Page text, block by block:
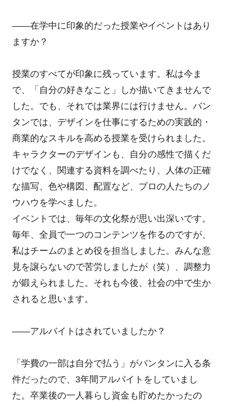
――在学中に印象的だった授業やイベントはあり
ますか？
授業のすべてが印象に残っています。私は今ま
で、「自分の好きなこと」しか描いてきませんで
した。でも、それでは業界には行けません。バン
タンでは、デザインを仕事にするための実践的・
商業的なスキルを高める授業を受けられました。
キャラクターのデザインも、自分の感性で描くだ
けでなく、関連する資料を調べたり、人体の正確
な描写、色や構図、配置など、プロの人たちのノ
ウハウを学べました。
イベントでは、毎年の文化祭が思い出深いです。
毎年、全員で一つのコンテンツを作るのですが、
私はチームのまとめ役を担当しました。みんな意
見を譲らないので苦労しましたが（笑）、調整力
が鍛えられました。それも今後、社会の中で生か
されると思います。
――アルバイトはされていましたか？
「学費の一部は自分で払う」がバンタンに入る条
件だったので、3年間アルバイトをしていまし
た。卒業後の一人暮らし資金も貯めたかったの